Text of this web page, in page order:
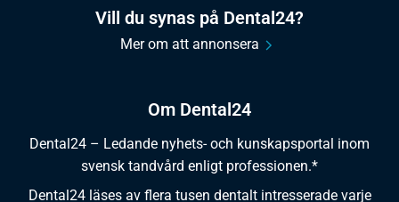
Om Dental24
Dental24 – Ledande nyhets- och kunskapsportal inom
svensk tandvård enligt professionen.*
Dental24 läses av flera tusen dentalt intresserade varje
Vill du synas på Dental24?
Mer om att annonsera